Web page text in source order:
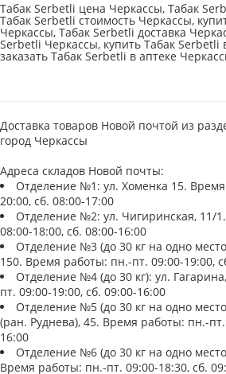
Табак Serbetli цена Черкассы, Табак
Табак Serbetli стоимость Черкассы,
Черкассы, Табак Serbetli доставка
Serbetli Черкассы, купить Табак Serbetli
заказать Табак Serbetli в аптеке
Доставка товаров Новой почтой из
город Черкассы
Адреса складов Новой почты:
Отделение №1: ул. Хоменка 15.
20:00, сб. 08:00-17:00
Отделение №2: ул. Чигиринская, 11/
08:00-18:00, сб. 08:00-16:00
Отделение №3 (до 30 кг на одно
150. Время работы: пн.-пт. 09:00-19:00,
Отделение №4 (до 30 кг): ул.
пт. 09:00-19:00, сб. 09:00-16:00
Отделение №5 (до 30 кг на одно
(ран. Руднева), 45. Время работы: пн.-
16:00
Отделение №6 (до 30 кг на одно
Время работы: пн.-пт. 09:00-18:30, сб.